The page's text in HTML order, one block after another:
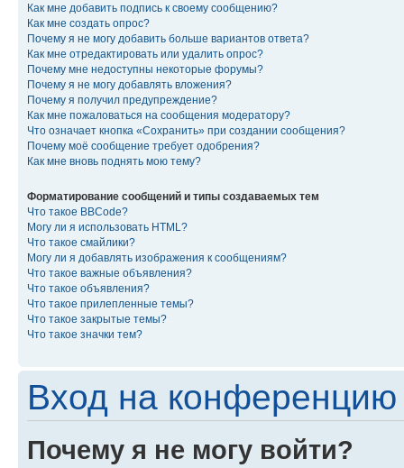
Как мне добавить подпись к своему сообщению?
Как мне создать опрос?
Почему я не могу добавить больше вариантов ответа?
Как мне отредактировать или удалить опрос?
Почему мне недоступны некоторые форумы?
Почему я не могу добавлять вложения?
Почему я получил предупреждение?
Как мне пожаловаться на сообщения модератору?
Что означает кнопка «Сохранить» при создании сообщения?
Почему моё сообщение требует одобрения?
Как мне вновь поднять мою тему?
Форматирование сообщений и типы создаваемых тем
Что такое BBCode?
Могу ли я использовать HTML?
Что такое смайлики?
Могу ли я добавлять изображения к сообщениям?
Что такое важные объявления?
Что такое объявления?
Что такое прилепленные темы?
Что такое закрытые темы?
Что такое значки тем?
Вход на конференцию
Почему я не могу войти?